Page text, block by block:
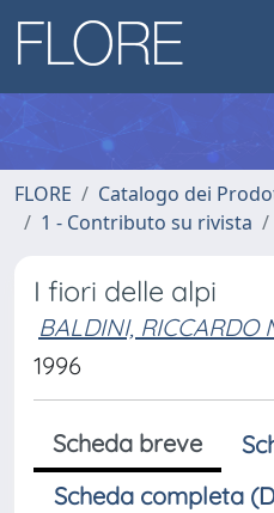
FLORE
Catalogo dei
1 - Contributo su rivista
I fiori delle alpi
BALDINI, RICCARDO
1996
Scheda breve
Scheda completa